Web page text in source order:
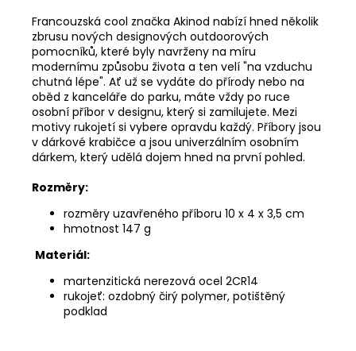
Francouzská cool značka Akinod nabízí hned několik
zbrusu nových designových outdoorových
pomocníků, které byly navrženy na míru
modernímu způsobu života a ten velí "na vzduchu
chutná lépe". Ať už se vydáte do přírody nebo na
oběd z kanceláře do parku, máte vždy po ruce
osobní příbor v designu, který si zamilujete. Mezi
motivy rukojetí si vybere opravdu každý. Příbory jsou
v dárkové krabičce a jsou univerzálním osobním
dárkem, který udělá dojem hned na první pohled.
Rozměry:
rozměry uzavřeného příboru 10 x 4 x 3,5 cm
hmotnost 147 g
Materiál:
martenzitická nerezová ocel 2CR14
rukojeť: ozdobný čirý polymer, potištěný
podklad